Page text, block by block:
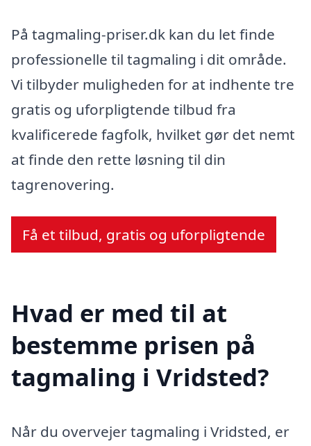
På tagmaling-priser.dk kan du let finde
professionelle til tagmaling i dit område.
Vi tilbyder muligheden for at indhente tre
gratis og uforpligtende tilbud fra
kvalificerede fagfolk, hvilket gør det nemt
at finde den rette løsning til din
tagrenovering.
Få et tilbud, gratis og uforpligtende
Hvad er med til at
bestemme prisen på
tagmaling i Vridsted?
Når du overvejer tagmaling i Vridsted, er